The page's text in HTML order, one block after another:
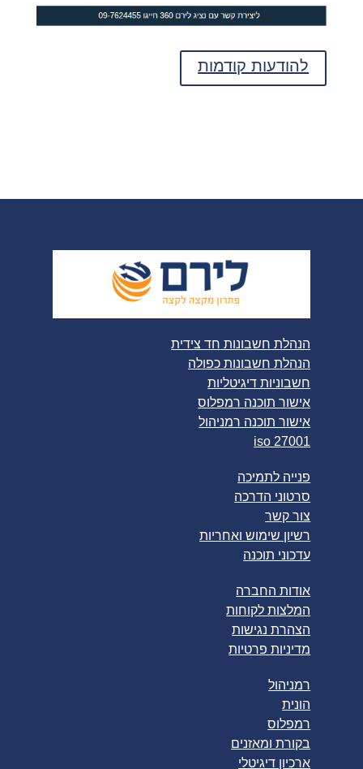
להודעות קודמות
הנהלת חשבונות חד צידית
הנהלת חשבונות כפולה
חשבוניות דיגיטליות
אישור תוכנה רמפלוס
אישור תוכנה רמניהול
iso 27001
פנייה לתמיכה
סרטוני הדרכה
צור קשר
רשיון שימוש ואחריות
עדכוני תוכנה
אודות החברה
המלצות לקוחות
הצהרת נגישות
מדיניות פרטיות
רמניהול
הונית
רמפלוס
בקורת ומאזנים
ארכיון דיגיטלי